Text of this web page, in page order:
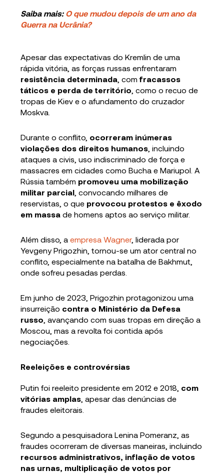
Saiba mais: O que mudou depois de um ano da
Guerra na Ucrânia?
Apesar das expectativas do Kremlin de uma
rápida vitória, as forças russas enfrentaram
resistência determinada , com fracassos
táticos e perda de território , como o recuo de
tropas de Kiev e o afundamento do cruzador
Moskva.
Durante o conflito, ocorreram inúmeras
violações dos direitos humanos , incluindo
ataques a civis, uso indiscriminado de força e
massacres em cidades como Bucha e Mariupol. A
Rússia também promoveu uma mobilização
militar parcial , convocando milhares de
reservistas, o que provocou protestos e êxodo
em massa de homens aptos ao serviço militar.
Além disso, aempresa Wagner, liderada por
Yevgeny Prigozhin, tornou-se um ator central no
conflito, especialmente na batalha de Bakhmut,
onde sofreu pesadas perdas.
Em junho de 2023, Prigozhin protagonizou uma
insurreição contra o Ministério da Defesa
russo , avançando com suas tropas em direção a
Moscou, mas a revolta foi contida após
negociações.
Reeleições e controvérsias
Putin foi reeleito presidente em 2012 e 2018, com
vitórias amplas , apesar das denúncias de
fraudes eleitorais.
Segundo a pesquisadora Lenina Pomeranz, as
fraudes ocorreram de diversas maneiras, incluindo
recursos administrativos, inflação de votos
nas urnas, multiplicação de votos por